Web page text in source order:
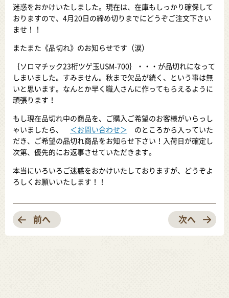
迷惑をおかけいたしました。現在は、在庫もしっかり確保して
おりますので、4月20日の締め切りまでにどうぞご注文下さい
ませ！！
またまた《品切れ》のお知らせです（涙）
｛ソロマチック23桁ツゲ玉USM-700｝・・・が品切れになって
しまいました。すみません。秋まで欠品が続く、という事は無
いと思います。なんとか早く職人さんに作ってもらえるように
頑張ります！
もし現在品切れ中の商品を、ご購入ご希望のお客様がいらっし
ゃいましたら、 ＜お問い合わせ＞ のところから入っていた
だき、ご希望の品切れ商品をお知らせ下さい！入荷日が確定し
次第、優先的にお返事させていただきます。
本当にいろいろご迷惑をおかけいたしておりますが、どうぞよ
ろしくお願いいたします！！
前へ 次へ